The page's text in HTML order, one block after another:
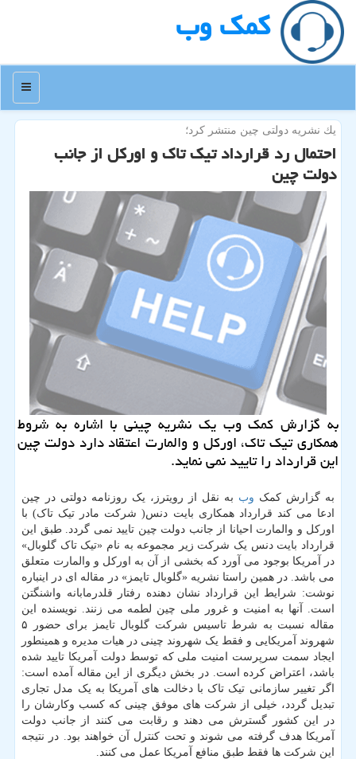
كمك وب
منو
یك نشریه دولتی چین منتشر كرد؛
احتمال رد قرارداد تیك تاك و اوركل از جانب
دولت چین
به گزارش كمك وب یك نشریه چینی با اشاره به شروط
همكاری تیك تاك، اوركل و والمارت اعتقاد دارد دولت چین
این قرارداد را تایید نمی نماید.
به گزارش کمک وب به نقل از رویترز، یک روزنامه دولتی در چین
ادعا می کند قرارداد همکاری بایت دنس( شرکت مادر تیک تاک) با
اورکل و والمارت احیانا از جانب دولت چین تایید نمی گردد. طبق این
قرارداد بایت دنس یک شرکت زیر مجموعه به نام «تیک تاک گلوبال»
در آمریکا بوجود می آورد که بخشی از آن به اورکل و والمارت متعلق
می باشد. در همین راستا نشریه «گلوبال تایمز» در مقاله ای در اینباره
نوشت: شرایط این قرارداد نشان دهنده رفتار قلدرمابانه واشنگتن
است. آنها به امنیت و غرور ملی چین لطمه می زنند. نویسنده این
مقاله نسبت به شرط تاسیس شرکت گلوبال تایمز برای حضور ۵
شهروند آمریکایی و فقط یک شهروند چینی در هیات مدیره و همینطور
ایجاد سمت سرپرست امنیت ملی که توسط دولت آمریکا تایید شده
باشد، اعتراض کرده است. در بخش دیگری از این مقاله آمده است:
اگر تغییر سازمانی تیک تاک با دخالت های آمریکا به یک مدل تجاری
تبدیل گردد، خیلی از شرکت های موفق چینی که کسب وکارشان را
در این کشور گسترش می دهند و رقابت می کنند از جانب دولت
آمریکا هدف گرفته می شوند و تحت کنترل آن خواهند بود. در نتیجه
این شرکت ها فقط طبق منافع آمریکا عمل می کنند.